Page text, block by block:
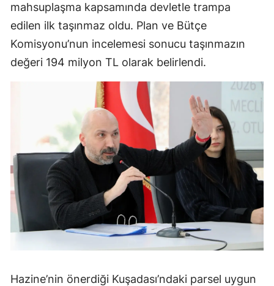
mahsuplaşma kapsamında devletle trampa
edilen ilk taşınmaz oldu. Plan ve Bütçe
Komisyonu’nun incelemesi sonucu taşınmazın
değeri 194 milyon TL olarak belirlendi.
Hazine’nin önerdiği Kuşadası’ndaki parsel uygun